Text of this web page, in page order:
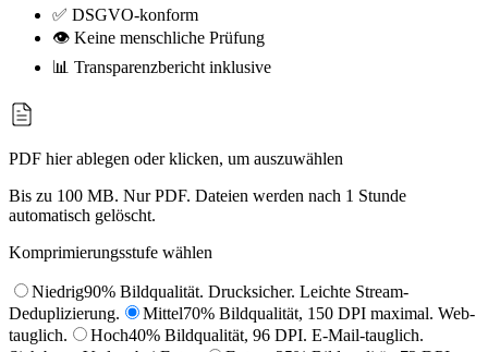
✅ DSGVO-konform
👁 Keine menschliche Prüfung
📊 Transparenzbericht inklusive
PDF hier ablegen oder klicken, um auszuwählen
Bis zu 100 MB. Nur PDF. Dateien werden nach 1 Stunde
automatisch gelöscht.
Komprimierungsstufe wählen
Niedrig90% Bildqualität. Drucksicher. Leichte Stream-
Deduplizierung.
Mittel70% Bildqualität, 150 DPI maximal. Web-
tauglich.
Hoch40% Bildqualität, 96 DPI. E-Mail-tauglich.